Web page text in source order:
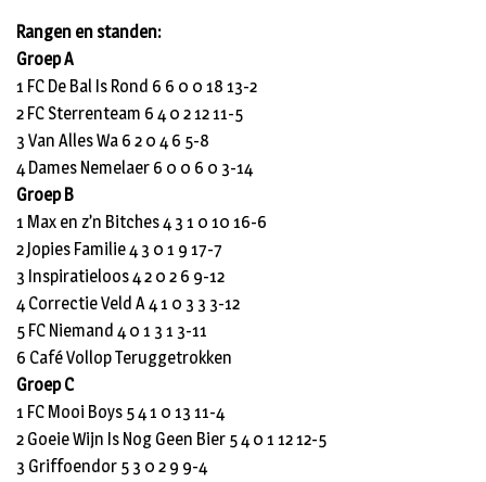
Rangen en standen:
Groep A
1 FC De Bal Is Rond 6 6 0 0 18 13-2
2 FC Sterrenteam 6 4 0 2 12 11-5
3 Van Alles Wa 6 2 0 4 6 5-8
4 Dames Nemelaer 6 0 0 6 0 3-14
Groep B
1 Max en z’n Bitches 4 3 1 0 10 16-6
2 Jopies Familie 4 3 0 1 9 17-7
3 Inspiratieloos 4 2 0 2 6 9-12
4 Correctie Veld A 4 1 0 3 3 3-12
5 FC Niemand 4 0 1 3 1 3-11
6 Café Vollop Teruggetrokken
Groep C
1 FC Mooi Boys 5 4 1 0 13 11-4
2 Goeie Wijn Is Nog Geen Bier 5 4 0 1 12 12-5
3 Griffoendor 5 3 0 2 9 9-4